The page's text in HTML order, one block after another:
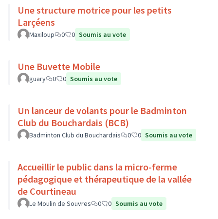
Une structure motrice pour les petits
Larçéens
Maxiloup 0 0 Soumis au vote
Une Buvette Mobile
guary 0 0 Soumis au vote
Un lanceur de volants pour le Badminton
Club du Bouchardais (BCB)
Badminton Club du Bouchardais 0 0 Soumis au vote
Accueillir le public dans la micro-ferme
pédagogique et thérapeutique de la vallée
de Courtineau
Le Moulin de Souvres 0 0 Soumis au vote